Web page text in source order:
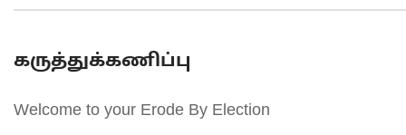
கருத்துக்கணிப்பு
Welcome to your Erode By Election